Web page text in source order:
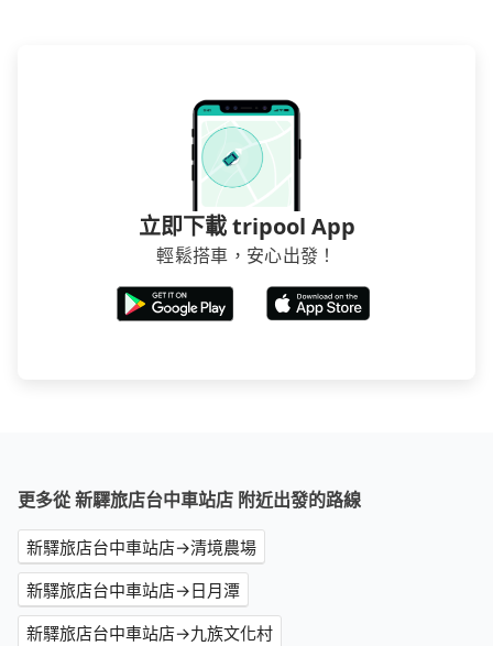
介意多花一點錢省下這些瑣碎的事，台灣本土的AsiaYo
或者國際Airbnb都值得推薦。
立即下載 tripool App
輕鬆搭車，安心出發！
更多從 新驛旅店台中車站店 附近出發的路線
新驛旅店台中車站店→清境農場
新驛旅店台中車站店→日月潭
新驛旅店台中車站店→九族文化村